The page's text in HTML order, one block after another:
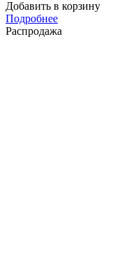
Добавить в корзину
Подробнее
Распродажа